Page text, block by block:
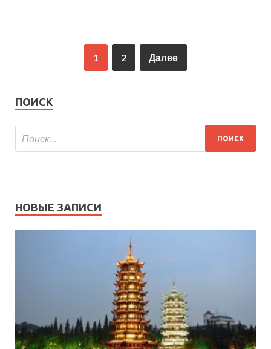
1 2 Далее
ПОИСК
НОВЫЕ ЗАПИСИ